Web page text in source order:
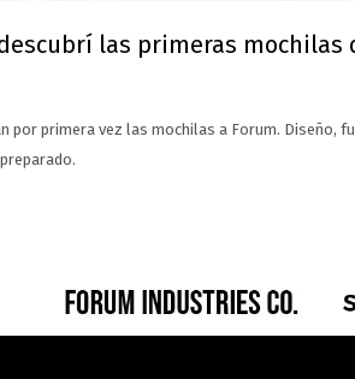
las primeras mochilas
por primera vez las mochilas a Forum. Diseño,